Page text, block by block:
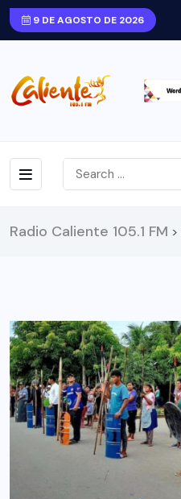
9 DE AGOSTO DE 2026
Radio Caliente 105.1 FM >